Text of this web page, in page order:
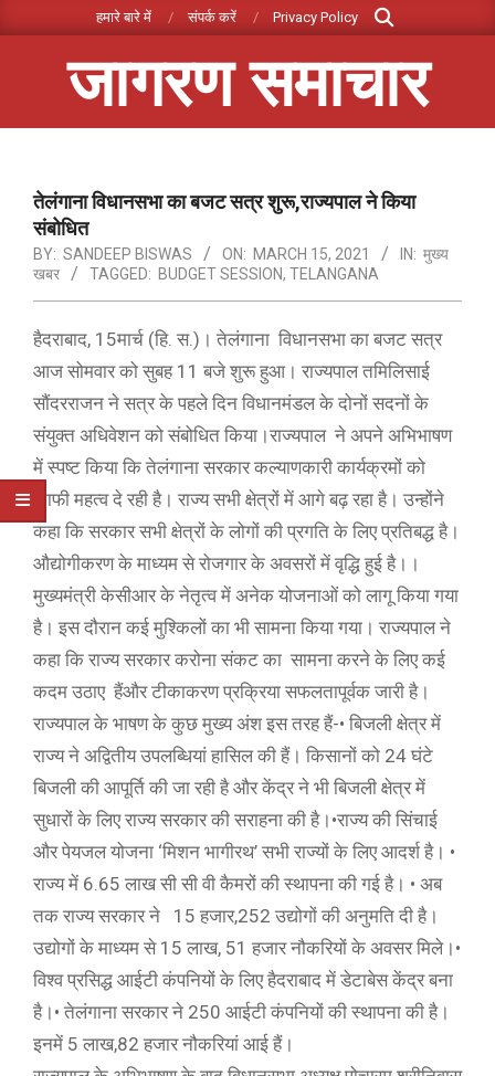
to
हमारे बारे में संपर्क करें Privacy Policy
Search
जागरण समाचार
Menuतेलंगाना विधानसभा का बजट सत्र शुरू,राज्यपाल ने किया
संबोधित
BY: SANDEEP BISWAS ON: MARCH 15, 2021 IN: मुख्य
खबर
TAGGED: BUDGET SESSION, TELANGANA
हैदराबाद, 15मार्च (हि. स.)। तेलंगाना विधानसभा का बजट सत्र
आज सोमवार को सुबह 11 बजे शुरू हुआ। राज्यपाल तमिलिसाई
सौंदरराजन ने सत्र के पहले दिन विधानमंडल के दोनों सदनों के
संयुक्त अधिवेशन को संबोधित किया।राज्यपाल ने अपने अभिभाषण
में स्पष्ट किया कि तेलंगाना सरकार कल्याणकारी कार्यक्रमों को
काफी महत्व दे रही है। राज्य सभी क्षेत्रों में आगे बढ़ रहा है। उन्होंने
कहा कि सरकार सभी क्षेत्रों के लोगों की प्रगति के लिए प्रतिबद्ध है।
औद्योगीकरण के माध्यम से रोजगार के अवसरों में वृद्धि हुई है।।
मुख्यमंत्री केसीआर के नेतृत्व में अनेक योजनाओं को लागू किया गया
है। इस दौरान कई मुश्किलों का भी सामना किया गया। राज्यपाल ने
कहा कि राज्य सरकार करोना संकट का सामना करने के लिए कई
कदम उठाए हैंऔर टीकाकरण प्रक्रिया सफलतापूर्वक जारी है।
राज्यपाल के भाषण के कुछ मुख्य अंश इस तरह हैं-• बिजली क्षेत्र में
राज्य ने अद्वितीय उपलब्धियां हासिल की हैं। किसानों को 24 घंटे
बिजली की आपूर्ति की जा रही है और केंद्र ने भी बिजली क्षेत्र में
सुधारों के लिए राज्य सरकार की सराहना की है।•राज्य की सिंचाई
और पेयजल योजना ‘मिशन भागीरथ’ सभी राज्यों के लिए आदर्श है। •
राज्य में 6.65 लाख सी सी वी कैमरों की स्थापना की गई है। • अब
तक राज्य सरकार ने 15 हजार,252 उद्योगों की अनुमति दी है।
उद्योगों के माध्यम से 15 लाख, 51 हजार नौकरियों के अवसर मिले।•
विश्व प्रसिद्ध आईटी कंपनियों के लिए हैदराबाद में डेटाबेस केंद्र बना
है।• तेलंगाना सरकार ने 250 आईटी कंपनियों की स्थापना की है।
इनमें 5 लाख,82 हजार नौकरियां आई हैं।